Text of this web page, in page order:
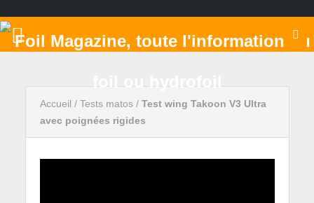
Accueil / Tests matos/ Test wing Takoon V3 Ultra
avec poignées rigides